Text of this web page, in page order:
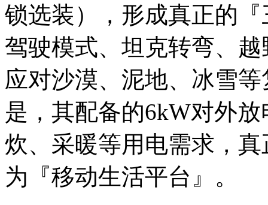
锁选装），形成真正的
驾驶模式、坦克转弯、
应对沙漠、泥地、冰雪
是，其配备的6kW对外
炊、采暖等用电需求，
为『移动生活平台』。